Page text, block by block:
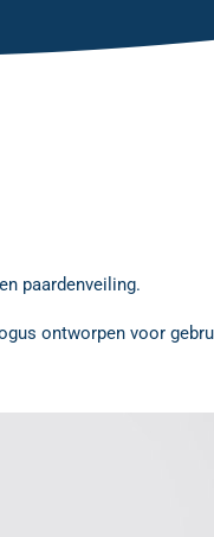
paardenveiling.
ontworpen voor